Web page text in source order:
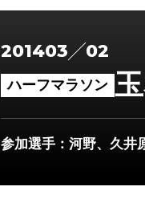
201403 02
ハーフマラソン
参加選手 ：河野、久井